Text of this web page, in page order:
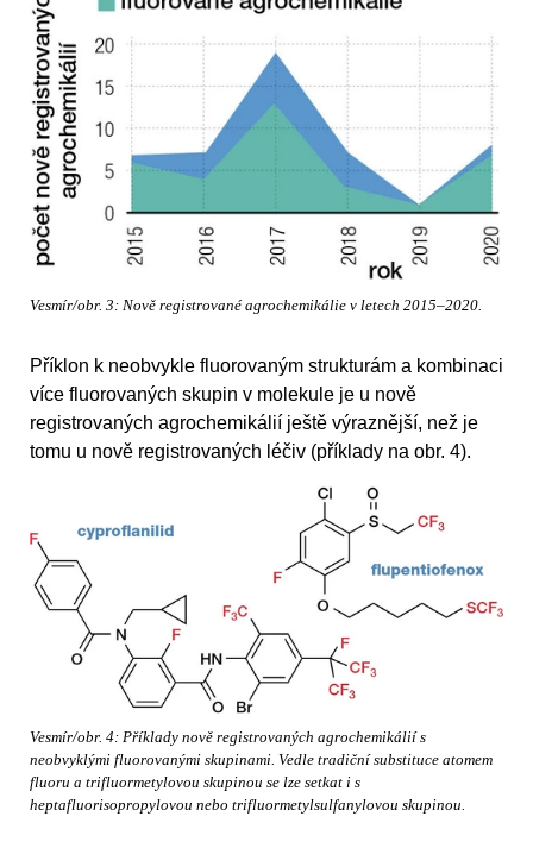
Vesmír/obr. 3: Nově registrované agrochemikálie v letech 2015–2020.
Příklon k neobvykle fluorovaným strukturám a kombinaci
více fluorovaných skupin v molekule je u nově
registrovaných agrochemikálií ještě výraznější, než je
tomu u nově registrovaných léčiv (příklady na obr. 4).
Vesmír/obr. 4: Příklady nově registrovaných agrochemikálií s
neobvyklými fluorovanými skupinami. Vedle tradiční substituce atomem
fluoru a trifluormetylovou skupinou se lze setkat i s
heptafluorisopropylovou nebo trifluormetylsulfanylovou skupinou.